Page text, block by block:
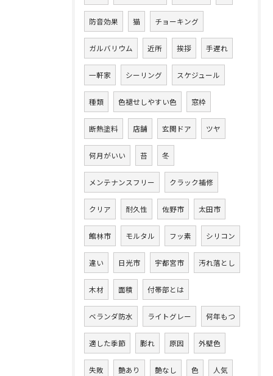
防音効果 猫 チョーキング
ガルバリウム 近所 挨拶 手遅れ
一軒家 シーリング スケジュール
種類 色褪せしやすい色 窓枠
断熱塗料 店舗 玄関ドア ツヤ
何月がいい 苔 冬
メンテナンスフリー クラック補修
クリア 耐久性 佐野市 太田市
館林市 モルタル フッ素 シリコン
違い 日光市 宇都宮市 汚れ落とし
木材 面積 付帯部とは
ベランダ防水 ライトグレー 何年もつ
適した季節 膨れ 原因 外壁色
失敗 艶あり 艶なし 色 人気